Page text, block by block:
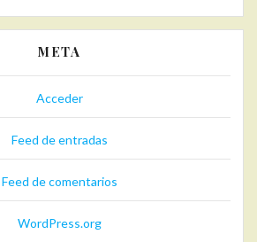
META
Acceder
Feed de entradas
Feed de comentarios
WordPress.org